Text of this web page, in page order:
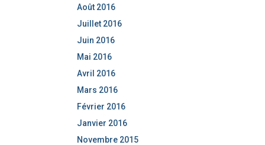
Août 2016
Juillet 2016
Juin 2016
Mai 2016
Avril 2016
Mars 2016
Février 2016
Janvier 2016
Novembre 2015